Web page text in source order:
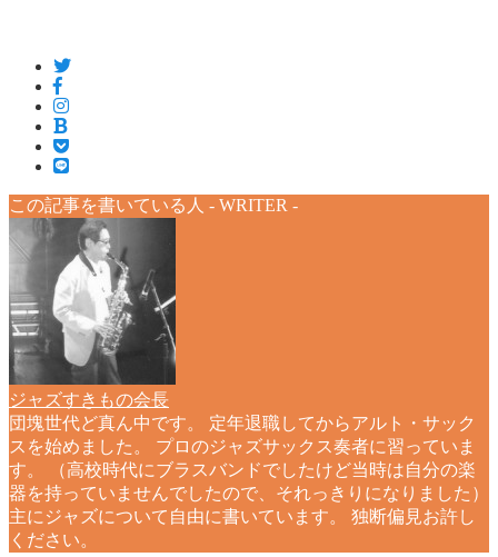
この記事を書いている人 - WRITER -
ジャズすきもの会長
団塊世代ど真ん中です。 定年退職してからアルト・サック
スを始めました。 プロのジャズサックス奏者に習っていま
す。 （高校時代にブラスバンドでしたけど当時は自分の楽
器を持っていませんでしたので、それっきりになりました）
主にジャズについて自由に書いています。 独断偏見お許し
ください。